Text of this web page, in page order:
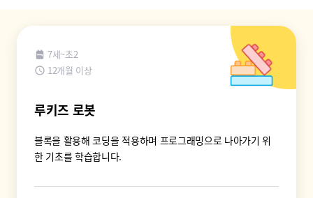
7세~초2
12개월 이상
루키즈 로봇
블록을 활용해 코딩을 적용하며 프로그래밍으로 나아가기 위
한 기초를 학습합니다.